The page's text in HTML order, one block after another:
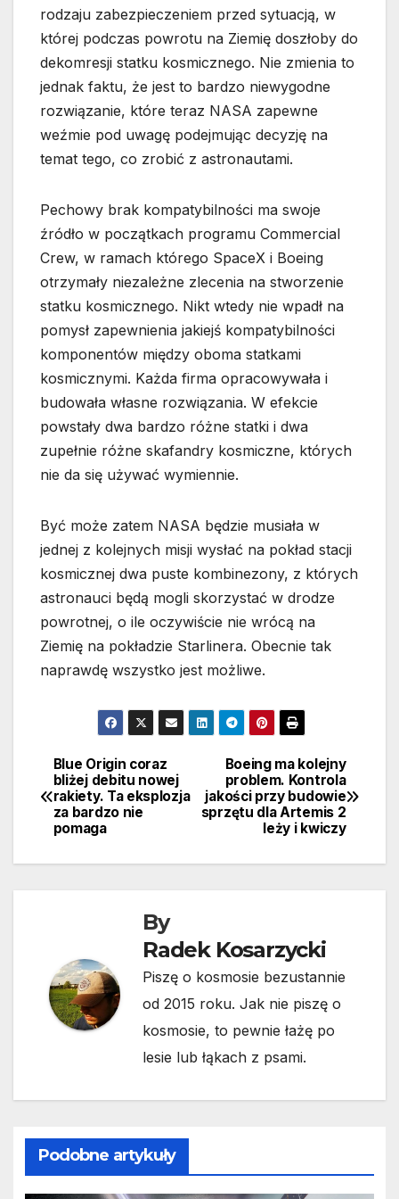
rodzaju zabezpieczeniem przed sytuacją, w
której podczas powrotu na Ziemię doszłoby do
dekomresji statku kosmicznego. Nie zmienia to
jednak faktu, że jest to bardzo niewygodne
rozwiązanie, które teraz NASA zapewne
weźmie pod uwagę podejmując decyzję na
temat tego, co zrobić z astronautami.
Pechowy brak kompatybilności ma swoje
źródło w początkach programu Commercial
Crew, w ramach którego SpaceX i Boeing
otrzymały niezależne zlecenia na stworzenie
statku kosmicznego. Nikt wtedy nie wpadł na
pomysł zapewnienia jakiejś kompatybilności
komponentów między oboma statkami
kosmicznymi. Każda firma opracowywała i
budowała własne rozwiązania. W efekcie
powstały dwa bardzo różne statki i dwa
zupełnie różne skafandry kosmiczne, których
nie da się używać wymiennie.
Być może zatem NASA będzie musiała w
jednej z kolejnych misji wysłać na pokład stacji
kosmicznej dwa puste kombinezony, z których
astronauci będą mogli skorzystać w drodze
powrotnej, o ile oczywiście nie wrócą na
Ziemię na pokładzie Starlinera. Obecnie tak
naprawdę wszystko jest możliwe.
Nawigacja
wpisu
Boeing ma kolejny
problem. Kontrola
jakości przy budowie
sprzętu dla Artemis 2
leży i kwiczy
Blue Origin coraz
bliżej debitu nowej
rakiety. Ta eksplozja
za bardzo nie
pomaga
By
Radek Kosarzycki
Piszę o kosmosie bezustannie
od 2015 roku. Jak nie piszę o
kosmosie, to pewnie łażę po
lesie lub łąkach z psami.
Podobne artykuły